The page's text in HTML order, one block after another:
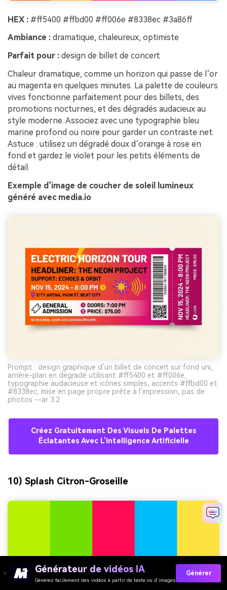
HEX : #ff5400 #ffbd00 #ff006e #8338ec #3a86ff
Ambiance : dramatique, chaleureux, optimiste
Parfait pour : design de billet de concert
Chaleur dramatique, comme un horizon qui passe de l’or
au magenta en quelques minutes. La palette de couleurs
vives fonctionne parfaitement pour des billets, des
promotions nocturnes, et des dégradés audacieux au
style moderne. Associez avec une typographie bleu
marine profond ou noire pour garder un contraste net.
Astuce : utilisez un dégradé doux d’orange à rose en
fond et gardez le violet pour les petits éléments de
détail.
Exemple d’image de coucher de soleil lumineux
généré avec media.io
Prompt : design graphique d’un billet de concert sur fond uni,
arrière-plan en dégradé utilisant #ff5400 et #ff006e,
typographie audacieuse et icônes simples, accents #ffbd00 et
#8338ec, mise en page propre prête à l’impression, pas de
photos --ar 3:2
Créez Gratuitement Des Visuels De Palettes
Éclatantes Avec L’intelligence Artificielle
10) Splash Citron-Groseille
Générateur de vidéos IA
Générez facilement des vidéos à partir de texte ou d’images
Générer